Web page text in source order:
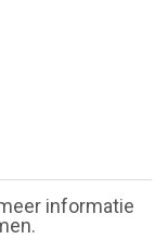
informatie